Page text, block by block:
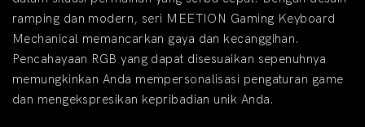
ramping dan modern, seri MEETION Gaming Keyboard
Mechanical memancarkan gaya dan kecanggihan.
Pencahayaan RGB yang dapat disesuaikan sepenuhnya
memungkinkan Anda mempersonalisasi pengaturan game
dan mengekspresikan kepribadian unik Anda.